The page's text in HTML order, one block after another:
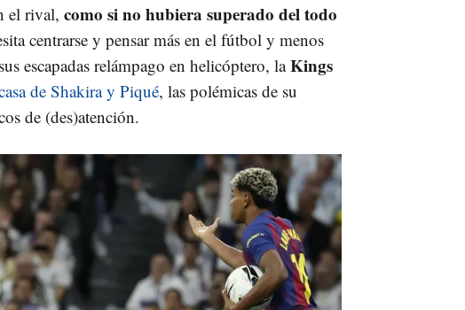
el rival, como si no hubiera superado del todo
centrarse y pensar más en el fútbol y menos
escapadas relámpago en helicóptero, laKings
de Shakira y Piqué, las polémicas de su
de (des)atención.